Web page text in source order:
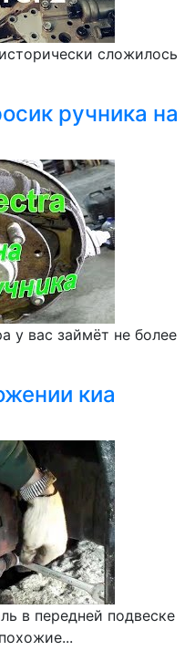
сложилось
ручника на
у вас займёт не более
киа
в передней подвеске